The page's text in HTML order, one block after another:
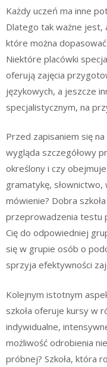
Każdy uczeń ma inne
Dlatego tak ważne jest,
które można
Niektóre placówki
oferują zajęcia
językowych, a jeszcze
specjalistycznym, na
Przed zapisaniem się
wygląda szczegółowy
określony i czy
gramatykę, słownictwo,
mówienie? Dobra
przeprowadzenia testu
Cię do odpowiedniej
się w grupie osób o
sprzyja efektywności
Kolejnym istotnym
szkoła oferuje kursy w
indywidualne,
możliwość odrobienia
próbnej? Szkoła, która